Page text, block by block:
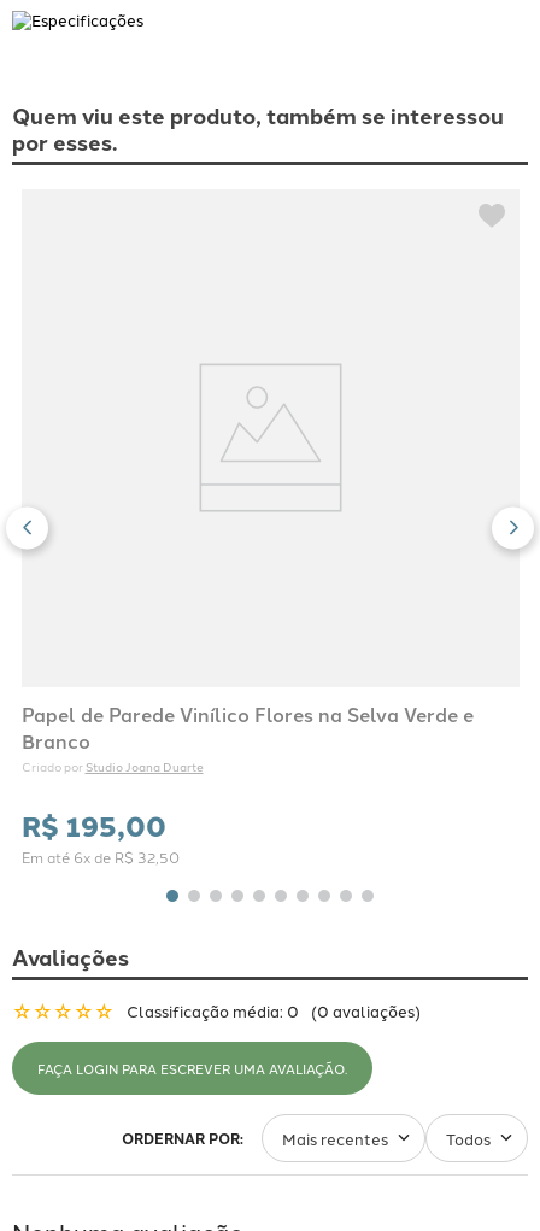
Quem viu este produto, também se interessou
por esses.
Papel de Parede Vinílico Flores na Selva Verde e
Branco
Criado por Studio Joana Duarte
R$ 195,00
Em até 6x de R$ 32, 50
Avaliações
☆☆☆☆☆ Classificação média: 0 (0 avaliações)
FAÇA LOGIN PARA ESCREVER UMA AVALIAÇÃO.
Mais recentes Todos